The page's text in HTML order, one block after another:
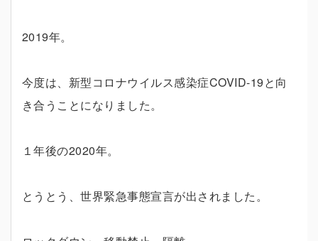
2019年。
今度は、新型コロナウイルス感染症COVID-19と向
き合うことになりました。
１年後の2020年。
とうとう、世界緊急事態宣言が出されました。